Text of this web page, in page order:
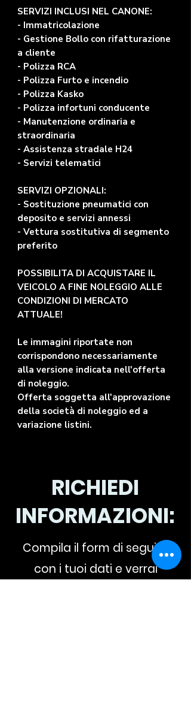
SERVIZI INCLUSI NEL CANONE:
- Immatricolazione
- Gestione Bollo con rifatturazione
a cliente
- Polizza RCA
- Polizza Furto e incendio
- Polizza Kasko
- Polizza infortuni conducente
- Manutenzione ordinaria e
straordinaria
- Assistenza stradale H24
- Servizi telematici
SERVIZI OPZIONALI:
- Sostituzione pneumatici con
deposito e servizi annessi
- Vettura sostitutiva di segmento
preferito
POSSIBILITA DI ACQUISTARE IL
VEICOLO A FINE NOLEGGIO ALLE
CONDIZIONI DI MERCATO
ATTUALE!
Le immagini riportate non
corrispondono necessariamente
alla versione indicata nell'offerta
di noleggio.
Offerta soggetta all'approvazione
della società di noleggio ed a
variazione listini.
RICHIEDI
INFORMAZIONI:
Compila il form di seguito
con i tuoi dati e verrai